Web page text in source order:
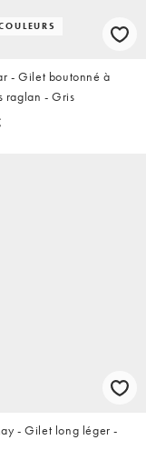
- Gilet boutonné à
raglan - Gris
- Gilet long léger -